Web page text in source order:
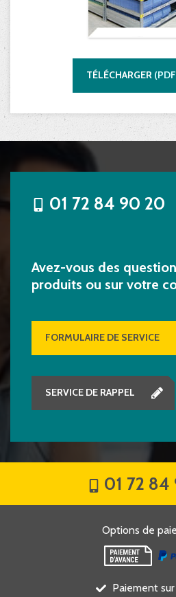
TÉLÉCHARGER (
01 72 84 90 20
Avez-vous des
produits ou sur votre
FORMULAIRE DE SERVICE
SERVICE DE RAPPEL
01 72
Options de
Paiement